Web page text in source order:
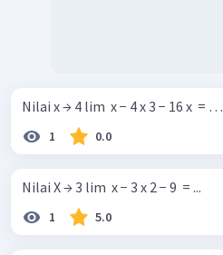
Nilai x → 4 lim ​ x − 4 x 3 − 16 x ​ = …
1 0.0
Nilai X → 3 lim ​ x − 3 x 2 − 9 ​ = ...
1 5.0